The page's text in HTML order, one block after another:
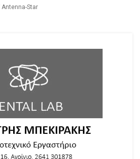
Antenna-Star